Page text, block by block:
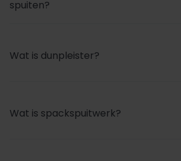
spuiten?
Wat is dunpleister?
Wat is spackspuitwerk?